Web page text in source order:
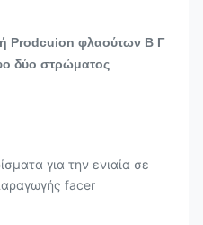
Prodcuion φλαούτων Β Γ
δύο στρώματος
για την ενιαία σε
facer